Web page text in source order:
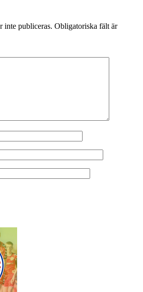
inte publiceras. Obligatoriska fält är